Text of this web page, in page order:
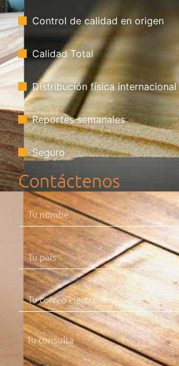
Control de calidad en origen
Calidad Total
Distribución física internacional
Reportes semanales
Seguro
Contáctenos